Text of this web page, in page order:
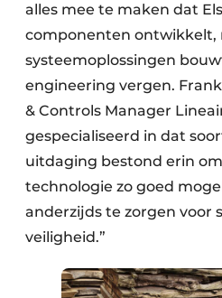
alles mee te maken dat
componenten ontwikkelt,
systeemoplossingen
engineering vergen.
& Controls Manager
gespecialiseerd in dat
uitdaging bestond erin
technologie zo goed
anderzijds te zorgen voor
veiligheid.”